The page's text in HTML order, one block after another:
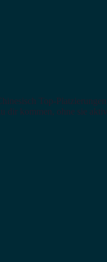
Top-Platzierungen
dir kommen, ohne sie aktiv